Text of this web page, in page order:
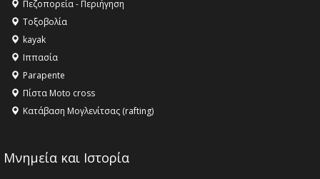
Πεζοπορεία - Περιήγηση
Τοξοβολία
kayak
Ιππασία
Parapente
Πίστα Moto cross
Κατάβαση Μογλενίτσας (rafting)
Μνημεία και Ιστορία